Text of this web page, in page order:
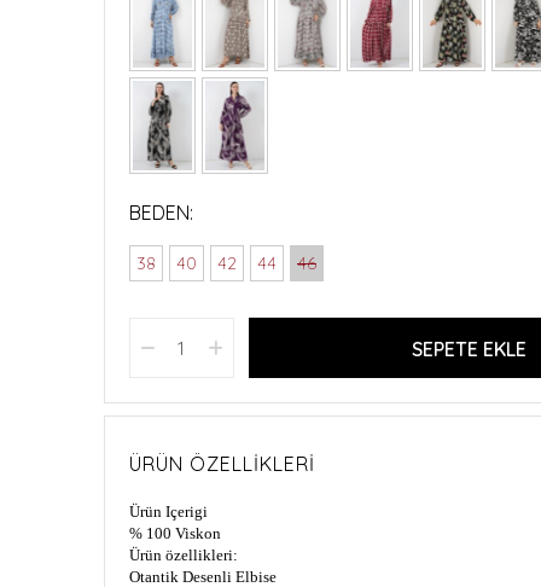
BEDEN:
38 40 42 44 46
SEPETE EKLE
ÜRÜN ÖZELLIKLERI
Ürün Içerigi
% 100 Viskon
Ürün özellikleri:
Otantik Desenli Elbise